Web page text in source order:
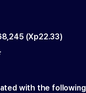
(Xp22.33)
with the following